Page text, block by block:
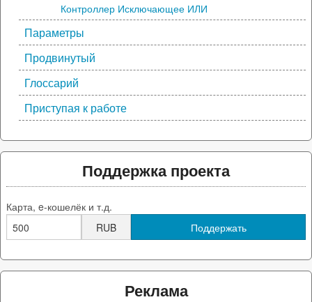
Контроллер Исключающее ИЛИ
Параметры
Продвинутый
Глоссарий
Приступая к работе
Поддержка проекта
Карта, e-кошелёк и т.д.
RUB
Реклама